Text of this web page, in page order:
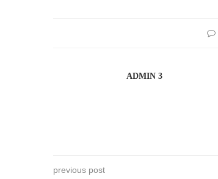
ADMIN 3
previous post